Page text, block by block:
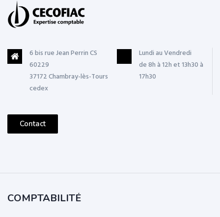
6 bis rue Jean Perrin CS
60229
37172 Chambray-lès-Tours
cedex
Lundi au Vendredi
de 8h à 12h et 13h30 à
17h30
Contact
COMPTABILITÉ